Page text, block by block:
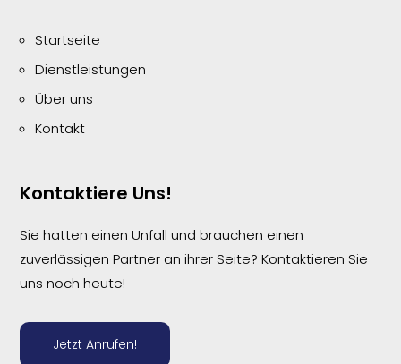
Startseite
Dienstleistungen
Über uns
Kontakt
Kontaktiere Uns!
Sie hatten einen Unfall und brauchen einen
zuverlässigen Partner an ihrer Seite? Kontaktieren Sie
uns noch heute!
Jetzt Anrufen!